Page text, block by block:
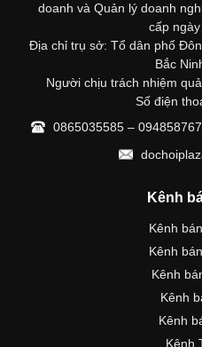
doanh và Quản lý doanh
cấp
Địa chỉ trụ sở: Tổ dân phố
Bắc
Người chịu trách nhiệm
Số điện
0865035585 –
Kênh
Kênh
Kênh
Kênh
Kênh
Kênh
Kênh